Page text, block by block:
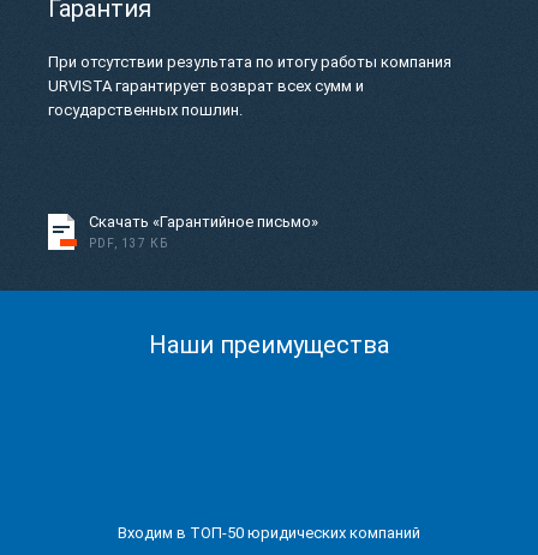
Гарантия
При отсутствии результата по итогу работы компания
URVISTA гарантирует возврат всех сумм и
государственных пошлин.
Скачать «Гарантийное письмо»
PDF, 137 КБ
Наши преимущества
Входим в ТОП-50 юридических компаний